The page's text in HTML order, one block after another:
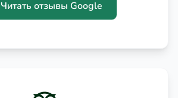
Читать отзывы Google